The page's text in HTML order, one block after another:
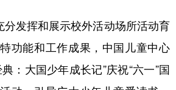
日本語 한국어
发挥和展示校外活动场所活动育
功能和工作成果，中国儿童中心
：大国少年成长记”庆祝“六一”国